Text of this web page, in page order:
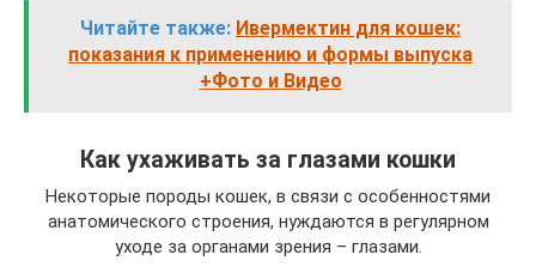
Читайте также: Ивермектин для кошек:
показания к применению и формы выпуска
+Фото и Видео
Как ухаживать за глазами кошки
Некоторые породы кошек, в связи с особенностями
анатомического строения, нуждаются в регулярном
уходе за органами зрения – глазами.